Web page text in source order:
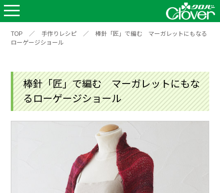
TOP ／ 手作りレシピ ／
棒針「匠」で編む マーガレットにもなる
ローゲージショール
棒針「匠」で編む マーガレットにもな
るローゲージショール